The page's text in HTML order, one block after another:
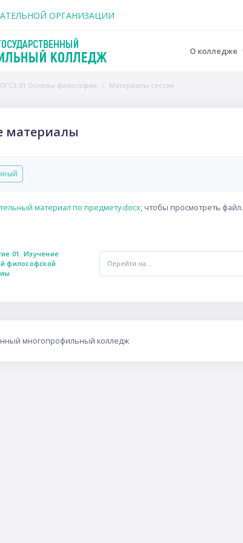
ОРГАНИЗАЦИИ
О колледже
Основы философии
Материалы сессии
материалы
материал по предмету.docx, чтобы просмотреть файл.
01. Изучение
философской
Перейти на...
многопрофильный колледж